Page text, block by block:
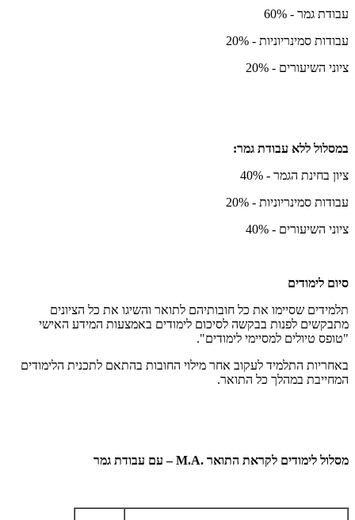
עבודת גמר - 60%
עבודות סמינריוניות - 20%
ציוני השיעורים - 20%
במסלול ללא עבודת גמר:
ציון בחינת הגמר - 40%
עבודות סמינריוניות - 20%
ציוני השיעורים - 40%
סיום לימודים
תלמידים שסיימו את כל חובותיהם לתואר והשיגו את כל הציונים
מתבקשים לפנות בבקשה לסיכום לימודים באמצעות המידע האישי
"טופס טיולים למסיימי לימודים".
באחריות התלמיד לעקוב אחר מילוי החובות בהתאם לתכנית הלימודים
המחייבת במהלך כל התואר.
מסלול לימודים לקראת התואר .M.A– עם עבודת גמר